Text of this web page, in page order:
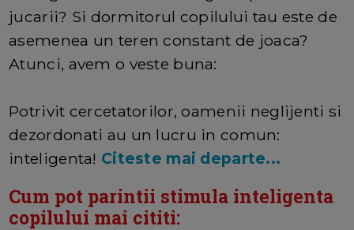
jucarii? Si dormitorul copilului tau este de
asemenea un teren constant de joaca?
Atunci, avem o veste buna:
Potrivit cercetatorilor, oamenii neglijenti si
dezordonati au un lucru in comun:
inteligenta! Citeste mai departe...
Cum pot parintii stimula inteligenta
copilului mai cititi: